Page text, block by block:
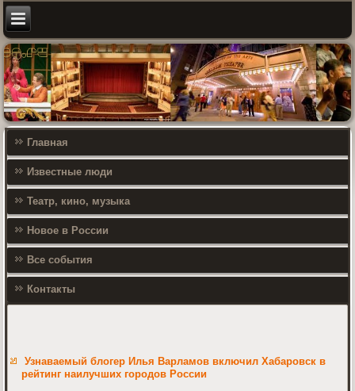
Главная
Известные люди
Театр, кино, музыка
Новое в России
Все события
Контакты
Узнаваемый блогер Илья Варламов включил Хабаровск в
рейтинг наилучших городов России